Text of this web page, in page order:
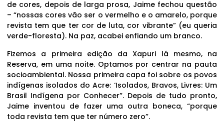
de cores, depois de larga prosa, Jaime fechou questão
– “nossas cores vão ser o vermelho e o amarelo, porque
revista tem que ter cor de luta, cor vibrante” (eu queria
verde-floresta). Na paz, acabei enfiando um branco.
Fizemos a primeira edição da Xapuri lá mesmo, na
Reserva, em uma noite. Optamos por centrar na pauta
socioambiental. Nossa primeira capa foi sobre os povos
indígenas isolados do Acre: ‘Isolados, Bravos, Livres: Um
Brasil Indígena por Conhecer”. Depois de tudo pronto,
Jaime inventou de fazer uma outra boneca, “porque
toda revista tem que ter número zero”.